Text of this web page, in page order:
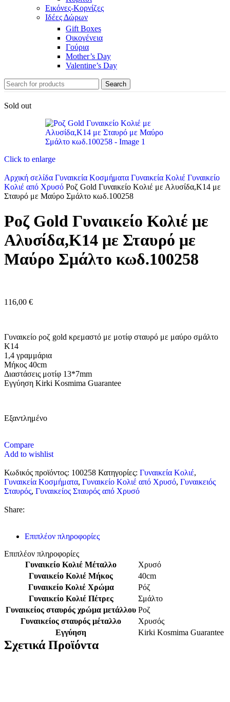
Εικόνες-Κορνίζες
Ιδέες Δώρων
Gift Boxes
Οικογένεια
Γούρια
Mother’s Day
Valentine’s Day
Search
Sold out
Click to enlarge
Αρχική σελίδα Γυναικεία Κοσμήματα Γυναικεία Κολιέ Γυναικείο
Κολιέ από Χρυσό Ροζ Gold Γυναικείο Κολιέ με Αλυσίδα,Κ14 με
Σταυρό με Μαύρο Σμάλτο κωδ.100258
Ροζ Gold Γυναικείο Κολιέ με
Αλυσίδα,Κ14 με Σταυρό με
Μαύρο Σμάλτο κωδ.100258
116,00 €
Γυναικείο ροζ gold κρεμαστό με μοτίφ σταυρό με μαύρο σμάλτο
K14
1,4 γραμμάρια
Μήκος 40cm
Διαστάσεις μοτίφ 13*7mm
Eγγύηση Kirki Kosmima Guarantee
Εξαντλημένο
Compare
Add to wishlist
Κωδικός προϊόντος: 100258 Κατηγορίες: Γυναικεία Κολιέ,
Γυναικεία Κοσμήματα, Γυναικείο Κολιέ από Χρυσό, Γυναικειός
Σταυρός, Γυναικείος Σταυρός από Χρυσό
Share:
Επιπλέον πληροφορίες
Επιπλέον πληροφορίες
Γυναικείο Κολιέ Μέταλλο
Χρυσό
Γυναικείο Κολιέ Μήκος
40cm
Γυναικείο Κολιέ Χρώμα
Ρόζ
Γυναικείο Κολιέ Πέτρες
Σμάλτο
Γυναικείος σταυρός χρώμα μετάλλου Ροζ
Γυναικείος σταυρός μέταλλο
Χρυσός
Εγγύηση
Kirki Kosmima Guarantee
Σχετικά Προϊόντα